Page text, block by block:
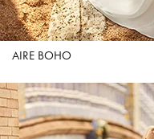
AIRE BOHO